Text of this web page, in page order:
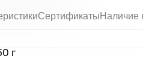
СертификатыНаличие